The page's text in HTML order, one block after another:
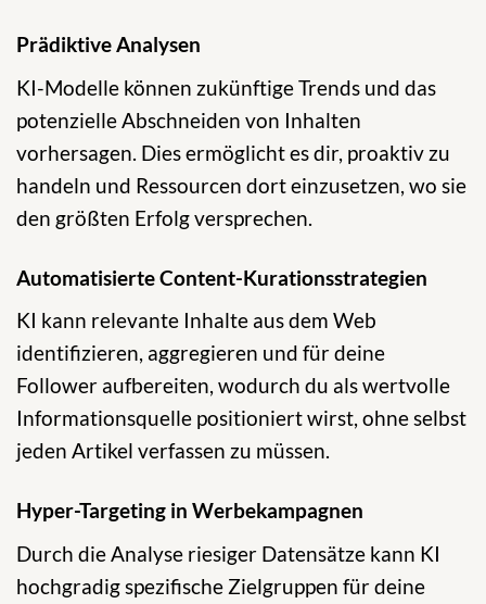
Prädiktive Analysen
KI-Modelle können zukünftige Trends und das
potenzielle Abschneiden von Inhalten
vorhersagen. Dies ermöglicht es dir, proaktiv zu
handeln und Ressourcen dort einzusetzen, wo sie
den größten Erfolg versprechen.
Automatisierte Content-Kurationsstrategien
KI kann relevante Inhalte aus dem Web
identifizieren, aggregieren und für deine
Follower aufbereiten, wodurch du als wertvolle
Informationsquelle positioniert wirst, ohne selbst
jeden Artikel verfassen zu müssen.
Hyper-Targeting in Werbekampagnen
Durch die Analyse riesiger Datensätze kann KI
hochgradig spezifische Zielgruppen für deine